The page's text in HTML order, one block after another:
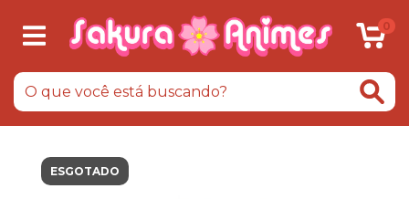
0
ESGOTADO